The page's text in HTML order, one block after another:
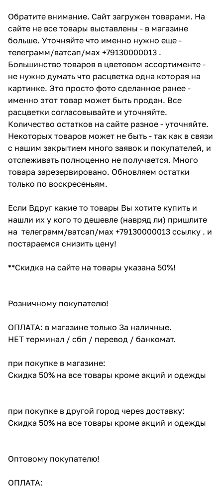
Обратите внимание. Сайт загружен товарами. На
сайте не все товары выставлены - в магазине
больше. Уточняйте что именно нужно еще -
телеграмм/ватсап/мах +79130000013 .
Большинство товаров в цветовом ассортименте -
не нужно думать что расцветка одна которая на
картинке. Это просто фото сделанное ранее -
именно этот товар может быть продан. Все
расцветки согласовывайте и уточняйте.
Количество остатков на сайте разное - уточняйте.
Некоторых товаров может не быть - так как в связи
с нашим закрытием много заявок и покупателей, и
отслеживать полноценно не получается. Много
товара зарезервировано. Обновляем остатки
только по воскресеньям.
Если Вдруг какие то товары Вы хотите купить и
нашли их у кого то дешевле (навряд ли) пришлите
на телеграмм/ватсап/мах +79130000013 ссылку . и
постараемся снизить цену!
**Скидка на сайте на товары указана 50%!
Розничному покупателю!
ОПЛАТА: в магазине только За наличные.
НЕТ терминал / сбп / перевод / банкомат.
при покупке в магазине:
Скидка 50% на все товары кроме акций и одежды
при покупке в другой город через доставку:
Скидка 50% на все товары кроме акций и одежды
Оптовому покупателю!
ОПЛАТА: